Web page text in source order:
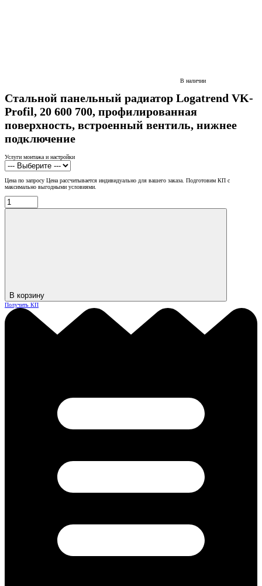
В наличии
Стальной панельный радиатор Logatrend VK-
Profil, 20 600 700, профилированная
поверхность, встроенный вентиль, нижнее
подключение
Услуги монтажа и настройки
Цена по запросу Цена рассчитывается индивидуально для вашего заказа. Подготовим КП с
максимально выгодными условиями.
В корзину
Получить КП